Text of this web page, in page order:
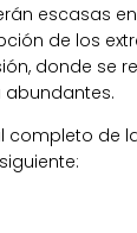
escasas
de los
donde se
completo de